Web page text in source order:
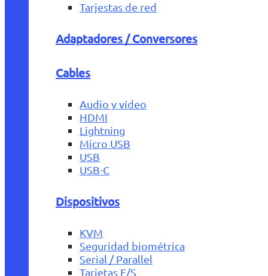
Tarjestas de red
Adaptadores / Conversores
Cables
Audio y vídeo
HDMI
Lightning
Micro USB
USB
USB-C
Dispositivos
KVM
Seguridad biométrica
Serial / Parallel
Tarjetas E/S